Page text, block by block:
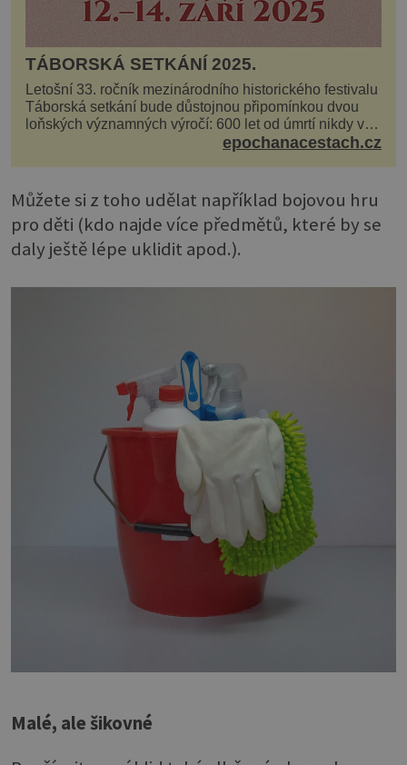
TÁBORSKÁ SETKÁNÍ 2025.
Letošní 33. ročník mezinárodního historického festivalu
Táborská setkání bude důstojnou připomínkou dvou
loňských významných výročí: 600 let od úmrtí nikdy v
poli neporaženého hejtmana Jana Žižky z Tr...
epochanacestach.cz
Můžete si z toho udělat například bojovou hru
pro děti (kdo najde více předmětů, které by se
daly ještě lépe uklidit apod.).
Malé, ale šikovné